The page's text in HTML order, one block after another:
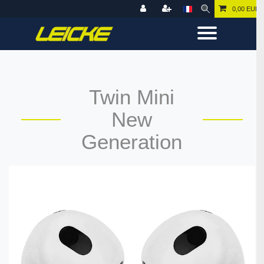
0,00 EUR
Twin Mini
New
Generation